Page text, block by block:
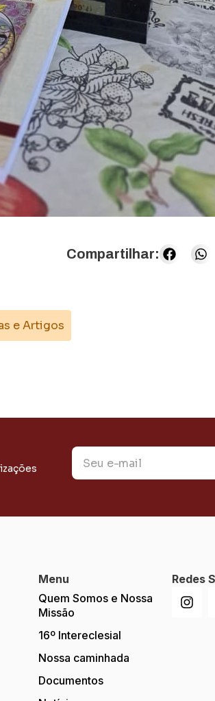
Compartilhar:
e Artigos
Menu
Quem Somos e Nossa
Missão
16º Intereclesial
Nossa caminhada
Documentos
Redes